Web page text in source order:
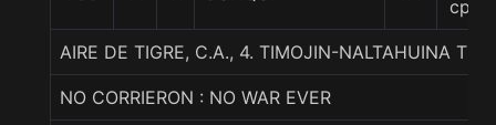
cpos
AIRE DE TIGRE, C.A., 4. TIMOJIN-NALTAHUINA
NO CORRIERON : NO WAR EVER